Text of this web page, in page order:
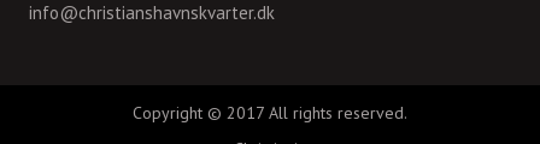
info@christianshavnskvarter.dk
Copyright © 2017 All rights reserved.